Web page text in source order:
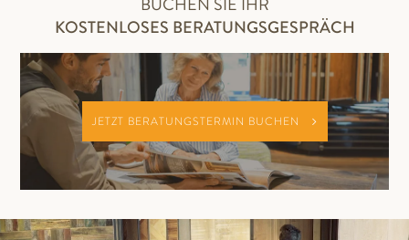
BUCHEN SIE IHR
KOSTENLOSES BERATUNGSGESPRÄCH
JETZT BERATUNGSTERMIN BUCHEN